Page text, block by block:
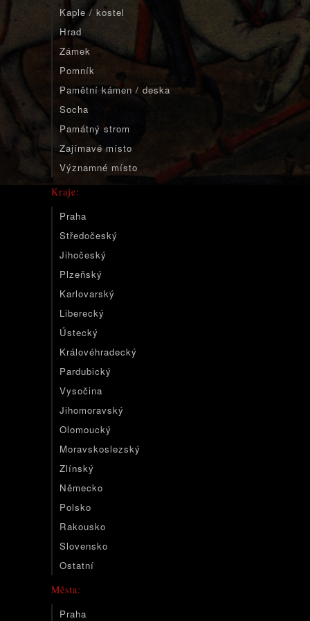
Kaple / kostel
Hrad
Zámek
Pomník
Pamětní kámen / deska
Socha
Památný strom
Zajímavé místo
Významné místo
Kraje:
Praha
Středočeský
Jihočeský
Plzeňský
Karlovarský
Liberecký
Ústecký
Královéhradecký
Pardubický
Vysočina
Jihomoravský
Olomoucký
Moravskoslezský
Zlínský
Německo
Polsko
Rakousko
Slovensko
Ostatní
Města:
Praha